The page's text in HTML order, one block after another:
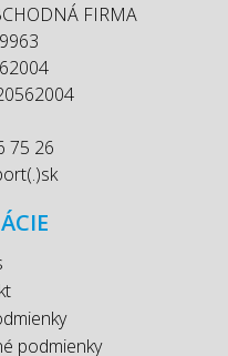
FIRMA
75 26
podmienky